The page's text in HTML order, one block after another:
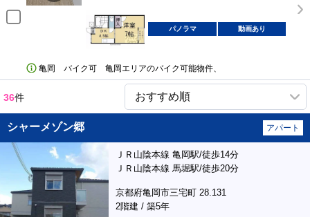
パノラマ 動画あり
亀岡 バイク可 亀岡エリアのバイク可能物件、
36件
シャーメゾン郷 アパート
ＪＲ山陰本線 亀岡駅/徒歩14分
ＪＲ山陰本線 馬堀駅/徒歩20分
京都府亀岡市三宅町 28.131
2階建 / 築5年